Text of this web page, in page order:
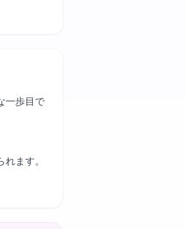
一歩目で
ます。